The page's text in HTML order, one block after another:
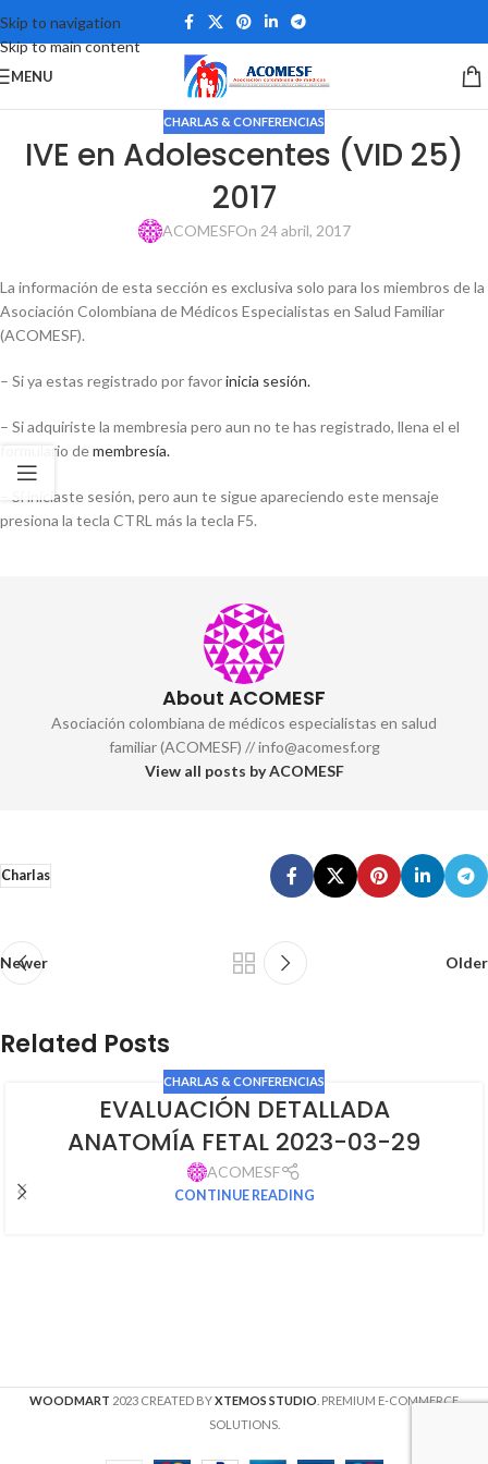
Skip to navigation
Skip to main content
MENU
CHARLAS & CONFERENCIAS
IVE en Adolescentes (VID 25)
2017
ACOMESFOn 24 abril, 2017
La información de esta sección es exclusiva solo para los miembros de la
Asociación Colombiana de Médicos Especialistas en Salud Familiar
(ACOMESF).
– Si ya estas registrado por favorinicia sesión.
– Si adquiriste la membresia pero aun no te has registrado, llena el el
formulario demembresía.
– Si iniciaste sesión, pero aun te sigue apareciendo este mensaje
presiona la tecla CTRL más la tecla F5.
About ACOMESF
Asociación colombiana de médicos especialistas en salud
familiar (ACOMESF) // info@acomesf.org
View all posts by ACOMESF
Charlas
Newer Older
Related Posts
CHARLAS & CONFERENCIAS
EVALUACIÓN DETALLADA
ANATOMÍA FETAL 2023-03-29
ACOMESF
CONTINUE READING
WOODMART 2023 CREATED BYXTEMOS STUDIO . PREMIUM E-COMMERCE
SOLUTIONS.